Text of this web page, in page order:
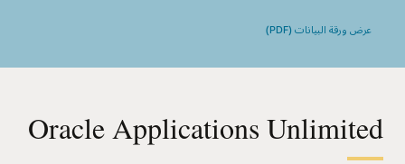
عرض ورقة البيانات (PDF)
Oracle Applications Unlimited